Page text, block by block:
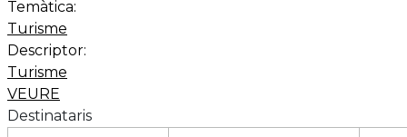
Temàtica:
Turisme
Descriptor:
Turisme
VEURE
Destinataris